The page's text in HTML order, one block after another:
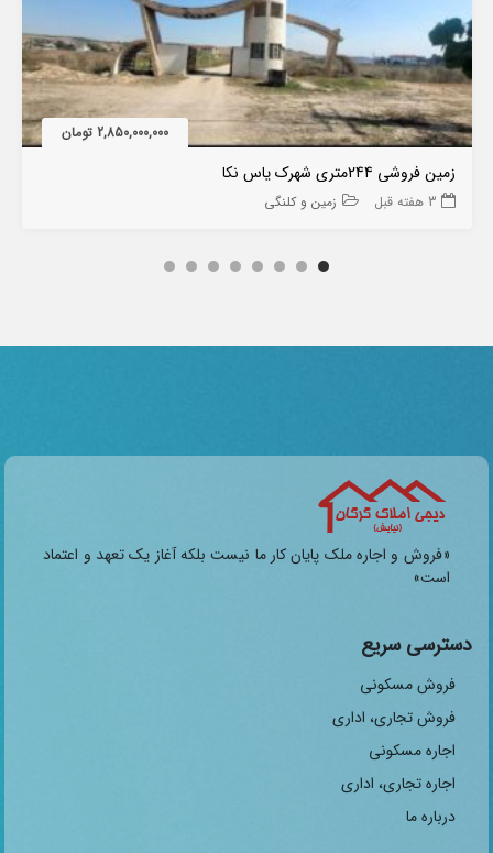
2,850,000,000 تومان
زمین فروشی 244متری شهرک یاس نکا
3 هفته قبل زمین و کلنگی
«فروش و اجاره ملک پایان کار ما نیست بلکه آغاز یک تعهد و اعتماد
است»
دسترسی سریع
فروش مسکونی
فروش تجاری، اداری
اجاره مسکونی
اجاره تجاری، اداری
درباره ما